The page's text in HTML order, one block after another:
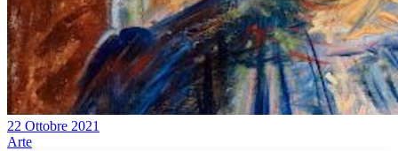
22 Ottobre 2021
Arte